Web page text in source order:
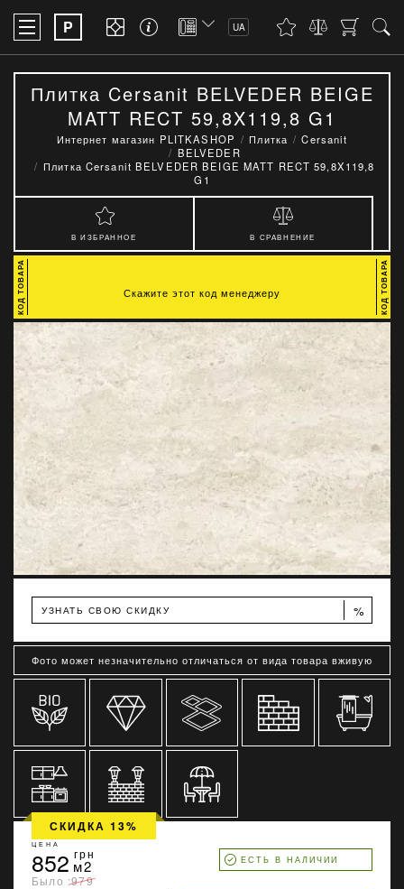
P UA
Плитка Cersanit BELVEDER BEIGE
MATT RECT 59,8X119,8 G1
Интернет магазин PLITKASHOP Плитка
Cersanit
BELVEDER
Плитка Cersanit BELVEDER BEIGE MATT RECT 59,8X119,8
G1
В ИЗБРАННОЕ В СРАВНЕНИЕ
УЗНАТЬ СВОЮ СКИДКУ %
Фото может незначительно отличаться от вида товара вживую
СКИДКА 13%
ЦЕНА
852 грн
м2
Было :979
ЕСТЬ В НАЛИЧИИ
Скажите этот код менеджеру